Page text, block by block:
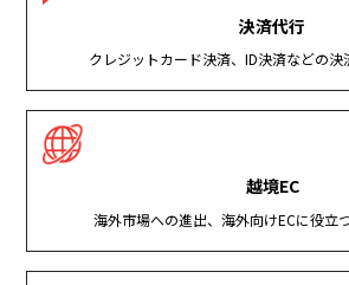
決済代行
クレジットカード決済、ID決済などの決
越境EC
海外市場への進出、海外向けECに役立